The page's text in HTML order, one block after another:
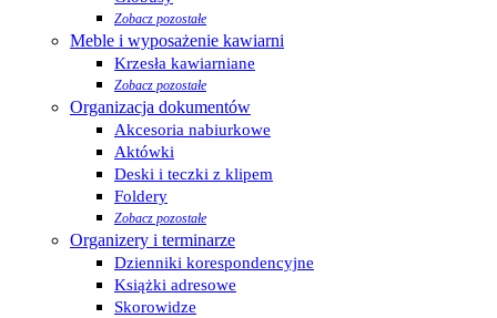
Zobacz pozostałe
Meble i wyposażenie kawiarni
Krzesła kawiarniane
Zobacz pozostałe
Organizacja dokumentów
Akcesoria nabiurkowe
Aktówki
Deski i teczki z klipem
Foldery
Zobacz pozostałe
Organizery i terminarze
Dzienniki korespondencyjne
Książki adresowe
Skorowidze